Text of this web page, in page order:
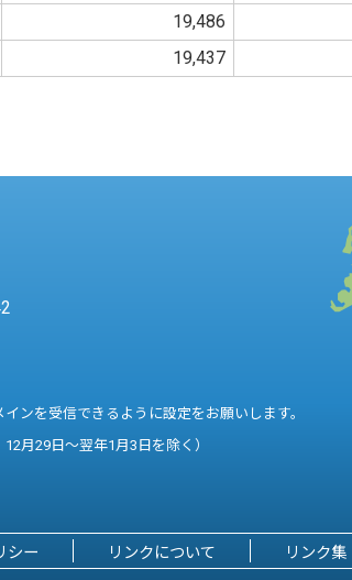
19,486
19,437
ンを受信できるように設定をお願いします。
月29日～翌年1月3日を除く）
シー リンクについて リンク集